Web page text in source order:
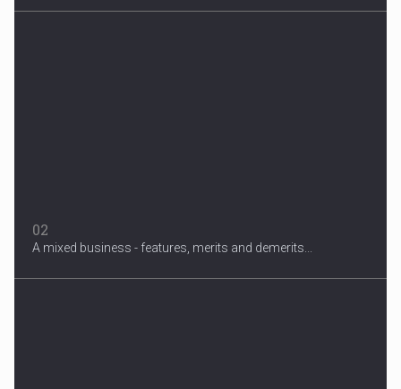
02
A mixed business - features, merits and demerits...